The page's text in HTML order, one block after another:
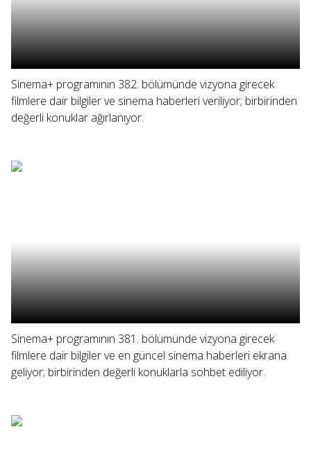
Sinema+ programının 382. bölümünde vizyona girecek
filmlere dair bilgiler ve sinema haberleri veriliyor; birbirinden
değerli konuklar ağırlanıyor.
Sinema+ programının 381. bölümünde vizyona girecek
filmlere dair bilgiler ve en güncel sinema haberleri ekrana
geliyor; birbirinden değerli konuklarla sohbet ediliyor.